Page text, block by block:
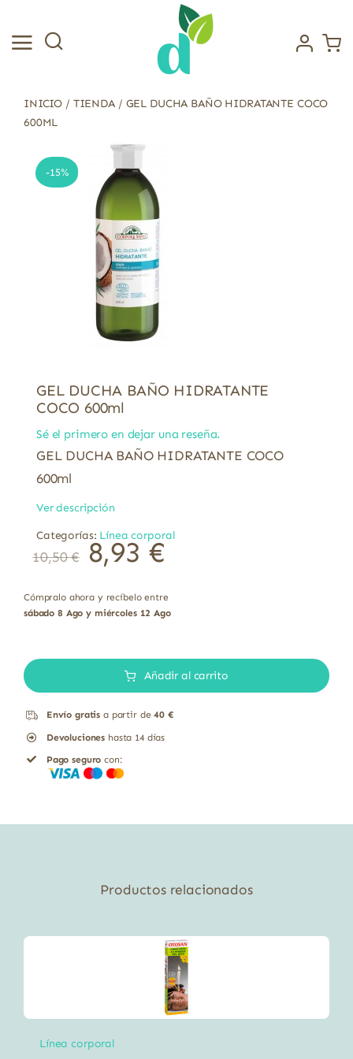
contenido
INICIO / TIENDA/ GEL DUCHA BAÑO HIDRATANTE COCO
600ML
-15%
GEL DUCHA BAÑO HIDRATANTE
COCO 600ml
Sé el primero en dejar una reseña.
GEL DUCHA BAÑO HIDRATANTE COCO
600ml
Ver descripción
Categorías: Línea corporal
10,50€ 8,93 €
Cómpralo ahora y recíbelo entre
sábado 8 Ago y miércoles 12 Ago
DUCHA
Añadir al carrito
Envío gratis a partir de40 €
Devoluciones hasta 14 días
Pago seguro con:
Productos relacionados
Línea corporal